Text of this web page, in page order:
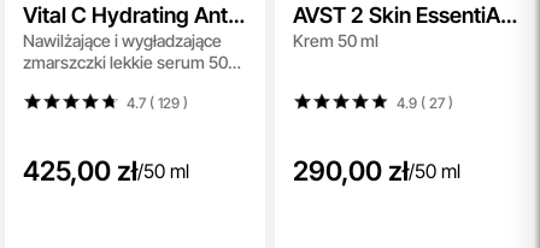
Vital C Hydrating Anti
Aging Serum
Nawilżające i wygładzające
zmarszczki lekkie serum 50
4.7 ( 129)
425,00 zł/50 ml
AVST 2 Skin EssentiA
Cream
Krem 50 ml
4.9 ( 27)
290,00 zł/50 ml